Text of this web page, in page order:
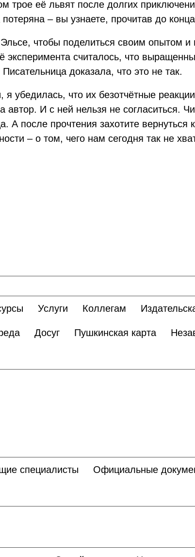
трое её львят после долгих
– вы узнаете, прочитав до
чтобы поделиться своим опытом
считалось, что
доказала, что это не так.
убедилась, что их безотчётные
автор. И с ней нельзя не согласиться.
А после прочтения захотите
– о том, чего нам сегодня так не
Услуги Коллегам
Досуг Пушкинская карта
специалисты Официальные